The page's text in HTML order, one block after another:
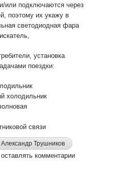
или подключаются через
поэтому их укажу в
светодиодная фара
установка
поездки:
холодильник
связи
Трушников
оставлять комментарии